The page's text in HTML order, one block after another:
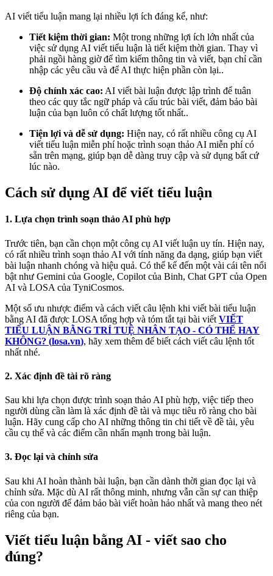
AI viết tiểu luận mang lại nhiều lợi ích đáng kể, như:
Tiết kiệm thời gian: Một trong những lợi ích lớn nhất của
việc sử dụng AI viết tiểu luận là tiết kiệm thời gian. Thay vì
phải ngồi hàng giờ để tìm kiếm thông tin và viết, bạn chỉ cần
nhập các yêu cầu và để AI thực hiện phần còn lại..
Độ chính xác cao: AI viết bài luận được lập trình để tuân
theo các quy tắc ngữ pháp và cấu trúc bài viết, đảm bảo bài
luận của bạn luôn có chất lượng tốt nhất..
Tiện lợi và dễ sử dụng: Hiện nay, có rất nhiều công cụ AI
viết tiểu luận miễn phí hoặc trình soạn thảo AI miễn phí có
sẵn trên mạng, giúp bạn dễ dàng truy cập và sử dụng bất cứ
lúc nào.
Cách sử dụng AI để viết tiểu luận
1. Lựa chọn trình soạn thảo AI phù hợp
Trước tiên, bạn cần chọn một công cụ AI viết luận uy tín. Hiện nay,
có rất nhiều trình soạn thảo AI với tính năng đa dạng, giúp bạn viết
bài luận nhanh chóng và hiệu quả. Có thể kể đến một vài cái tên nổi
bật như Gemini của Google, Copilot của Binh, Chat GPT của Open
AI và LOSA của TyniCosmos.
Một số ưu nhược điểm và cách viết câu lệnh khi viết bài tiểu luận
bằng AI đã được LOSA tổng hợp và tóm tắt tại bài viết VIẾT
TIỂU LUẬN BẰNG TRÍ TUỆ NHÂN TẠO - CÓ THỂ HAY
KHÔNG? (losa.vn), hãy xem thêm để biết cách viết câu lệnh tốt
nhất nhé.
2. Xác định đề tài rõ ràng
Sau khi lựa chọn được trình soạn thảo AI phù hợp, việc tiếp theo
người dùng cần làm là xác định đề tài và mục tiêu rõ ràng cho bài
luận. Hãy cung cấp cho AI những thông tin chi tiết về đề tài, yêu
cầu cụ thể và các điểm cần nhấn mạnh trong bài luận.
3. Đọc lại và chỉnh sửa
Sau khi AI hoàn thành bài luận, bạn cần dành thời gian đọc lại và
chỉnh sửa. Mặc dù AI rất thông minh, nhưng vẫn cần sự can thiệp
của con người để đảm bảo bài viết hoàn hảo nhất và mang theo nét
riêng của bạn.
Viết tiểu luận bằng AI - viết sao cho
đúng?